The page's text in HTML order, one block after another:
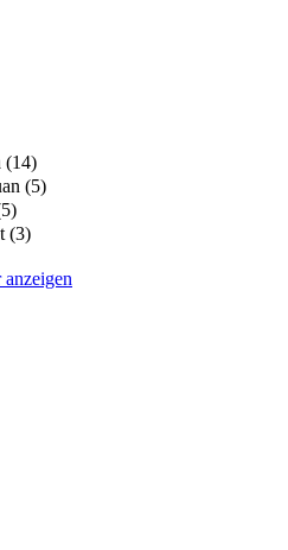
(14)
(5)
(3)